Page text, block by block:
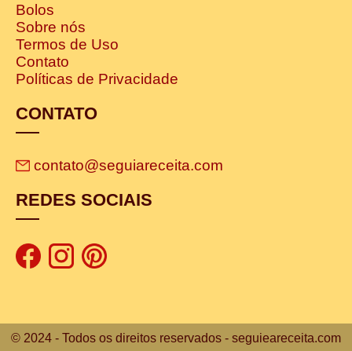
Bolos
Sobre nós
Termos de Uso
Contato
Políticas de Privacidade
CONTATO
contato@seguiareceita.com
REDES SOCIAIS
© 2024 - Todos os direitos reservados - seguieareceita.com